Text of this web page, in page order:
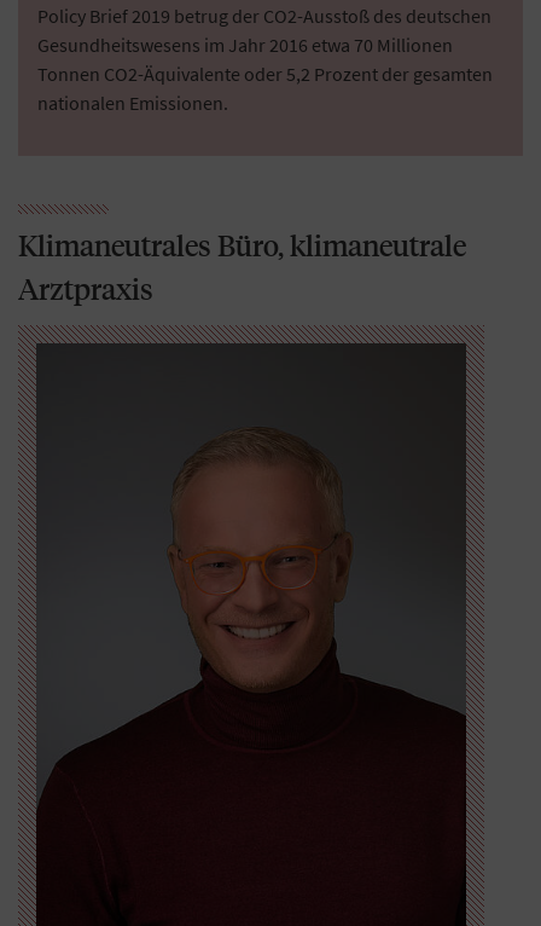
Policy Brief 2019 betrug der CO2-Ausstoß des deutschen
Gesundheitswesens im Jahr 2016 etwa 70 Millionen
Tonnen CO2-Äquivalente oder 5,2 Prozent der gesamten
nationalen Emissionen.
Klimaneutrales Büro, klimaneutrale
Arztpraxis